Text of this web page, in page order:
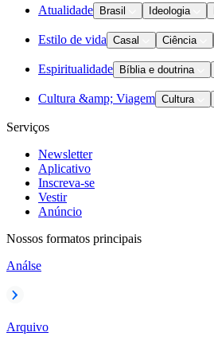
Atualidade Brasil Ideologia
Estilo de vida Casal Ciência
Espiritualidade Bíblia e doutrina
Cultura &amp; Viagem Cultura
Serviços
Newsletter
Aplicativo
Inscreva-se
Vestir
Anúncio
Nossos formatos principais
Análse
Arquivo